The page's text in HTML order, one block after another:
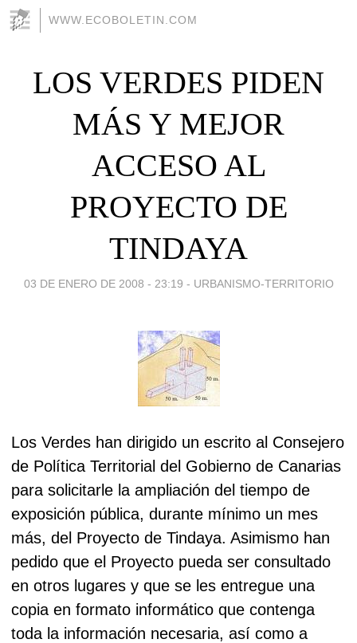
WWW.ECOBOLETIN.COM
LOS VERDES PIDEN
MÁS Y MEJOR
ACCESO AL
PROYECTO DE
TINDAYA
03 DE ENERO DE 2008 - 23:19 - URBANISMO-TERRITORIO
Los Verdes han dirigido un escrito al Consejero
de Política Territorial del Gobierno de Canarias
para solicitarle la ampliación del tiempo de
exposición pública, durante mínimo un mes
más, del Proyecto de Tindaya. Asimismo han
pedido que el Proyecto pueda ser consultado
en otros lugares y que se les entregue una
copia en formato informático que contenga
toda la información necesaria, así como a